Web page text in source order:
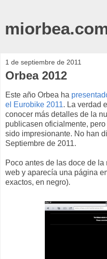
1 de septiembre de 2011
Orbea 2012
Este año Orbea ha
el Eurobike 2011. La verdad
conocer más detalles de la
publicasen oficialmente,
sido impresionante. No han
Septiembre de 2011.
Poco antes de las doce de
web y aparecía una página
exactos, en negro).